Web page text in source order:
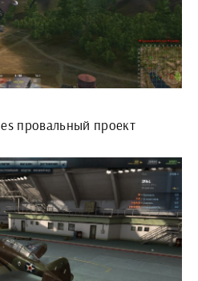
провальный проект